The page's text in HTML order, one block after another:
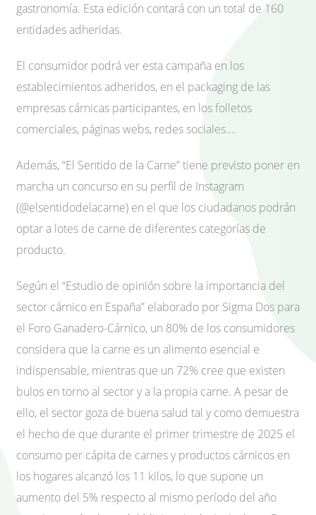
gastronomía. Esta edición contará con un total de 160
entidades adheridas.
El consumidor podrá ver esta campaña en los
establecimientos adheridos, en el packaging de las
empresas cárnicas participantes, en los folletos
comerciales, páginas webs, redes sociales….
Además, “El Sentido de la Carne” tiene previsto poner en
marcha un concurso en su perfil de Instagram
(@elsentidodelacarne) en el que los ciudadanos podrán
optar a lotes de carne de diferentes categorías de
producto.
Según el “Estudio de opinión sobre la importancia del
sector cárnico en España” elaborado por Sigma Dos para
el Foro Ganadero-Cárnico, un 80% de los consumidores
considera que la carne es un alimento esencial e
indispensable, mientras que un 72% cree que existen
bulos en torno al sector y a la propia carne. A pesar de
ello, el sector goza de buena salud tal y como demuestra
el hecho de que durante el primer trimestre de 2025 el
consumo per cápita de carnes y productos cárnicos en
los hogares alcanzó los 11 kilos, lo que supone un
aumento del 5% respecto al mismo período del año